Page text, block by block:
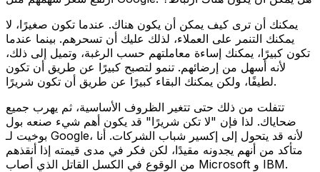
يمكنك أن ترى كيف يمكن أن يكون هناك. عندما تكون صغيرًا، لا
يمكنك التنمر على العملاء، لذلك عليك أن تسحرهم. بينما عندما
تكون كبيرًا، يمكنك إساءة معاملتهم حسب الرغبة، وتميل إلى ذلك،
لأنه أسهل من إرضائهم. تنمو لتصبح كبيرًا عن طريق أن تكون
لطيفًا، ولكن يمكنك البقاء كبيرًا عن طريق أن تكون شريرًا.
تتفلت من ذلك حتى تتغير الظروف الأساسية، ثم يهرب جميع
ضحاياك. لذا فإن "لا تكن شريرًا" قد يكون أهم شيء صنعه بول
بوخيت لـ Google، لأنه قد يتحول إلى إكسير شباب الشركات. أنا
متأكد من أنهم يجدونه مقيدًا، لكن فكر في مدى قيمته إذا أنقذهم
من الوقوع في الكسل القاتل الذي أصاب Microsoft و IBM.